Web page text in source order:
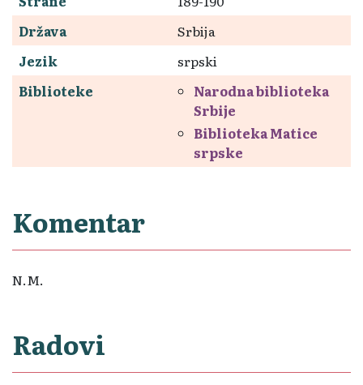
Država
Srbija
Jezik
srpski
Biblioteke
Narodna biblioteka
Srbije
Biblioteka Matice
srpske
Komentar
N.M.
Radovi